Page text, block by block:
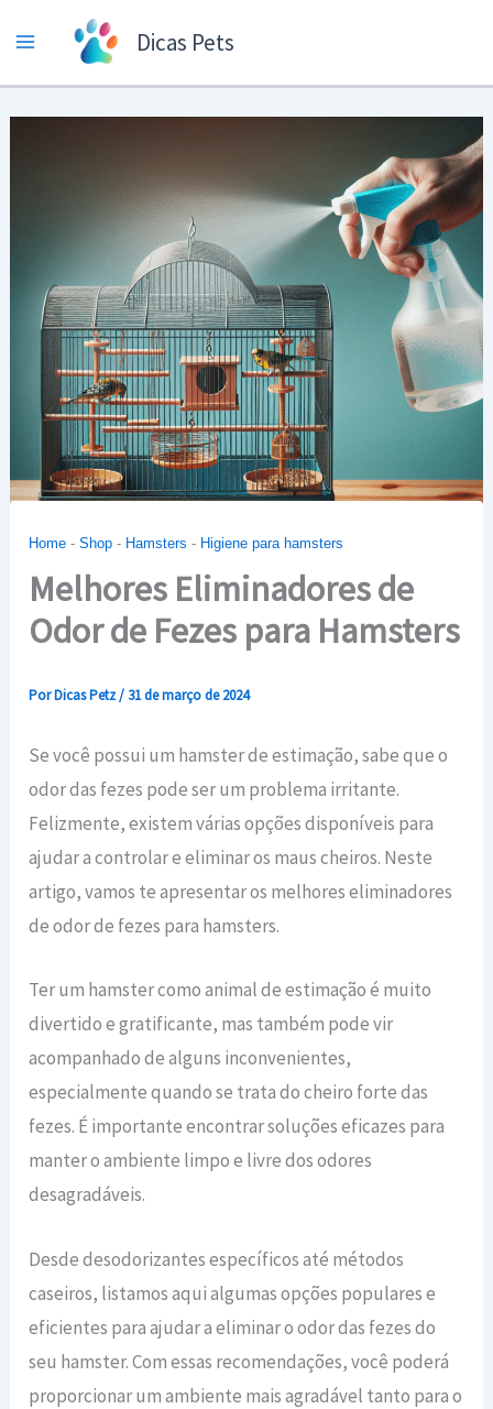
para
o
conteúdo
Dicas Pets
Home -Shop - Hamsters - Higiene para hamsters
Melhores Eliminadores de
Odor de Fezes para Hamsters
PorDicas Petz/ 31 de março de 2024
Se você possui um hamster de estimação, sabe que o
odor das fezes pode ser um problema irritante.
Felizmente, existem várias opções disponíveis para
ajudar a controlar e eliminar os maus cheiros. Neste
artigo, vamos te apresentar os melhores eliminadores
de odor de fezes para hamsters.
Ter um hamster como animal de estimação é muito
divertido e gratificante, mas também pode vir
acompanhado de alguns inconvenientes,
especialmente quando se trata do cheiro forte das
fezes. É importante encontrar soluções eficazes para
manter o ambiente limpo e livre dos odores
desagradáveis.
Desde desodorizantes específicos até métodos
caseiros, listamos aqui algumas opções populares e
eficientes para ajudar a eliminar o odor das fezes do
seu hamster. Com essas recomendações, você poderá
proporcionar um ambiente mais agradável tanto para o